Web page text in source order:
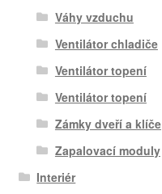
Váhy vzduchu
Ventilátor chladiče
Ventilátor topení
Ventilátor topení
Zámky dveří a klíče
Zapalovací moduly
Interiér